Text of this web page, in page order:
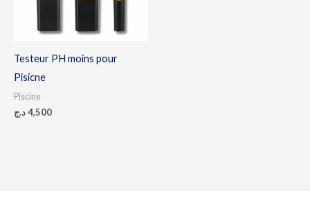
Testeur PH moins pour
Pisicne
Piscine
4,500د.ج